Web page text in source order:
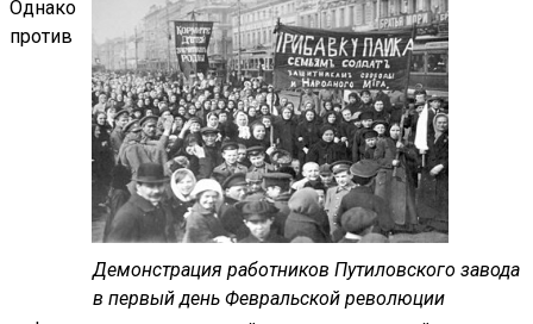
Демонстрация работников Путиловского завода
в первый день Февральской революции
Однако
против